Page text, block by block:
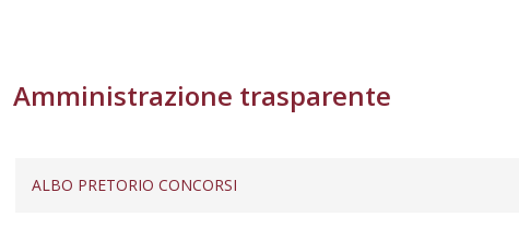
Amministrazione trasparente
ALBO PRETORIO CONCORSI